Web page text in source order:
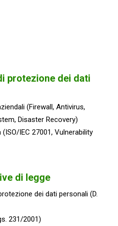
protezione dei dati
(Firewall, Antivirus,
Disaster Recovery)
IEC 27001, Vulnerability
di legge
dei dati personali (D.
231/2001)